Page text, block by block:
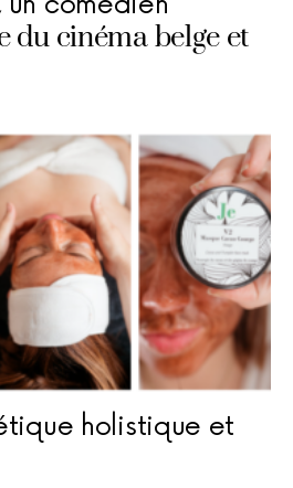
du cinéma belge et
holistique et